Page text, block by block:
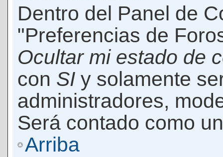
Dentro del Panel de
"Preferencias de
Ocultar mi estado de
con SI y solamente
administradores,
Será contado como
Arriba